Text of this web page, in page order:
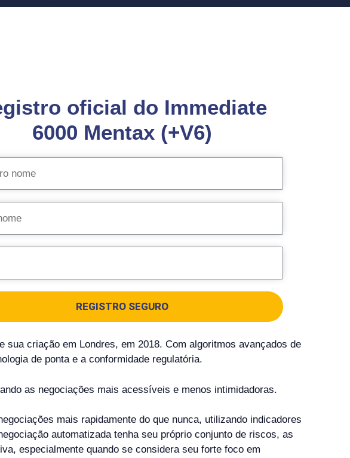
oficial do Immediate
6000 Mentax (+V6)
REGISTRO SEGURO
criação em Londres, em 2018. Com algoritmos avançados de
de ponta e a conformidade regulatória.
as negociações mais acessíveis e menos intimidadoras.
mais rapidamente do que nunca, utilizando indicadores
automatizada tenha seu próprio conjunto de riscos, as
especialmente quando se considera seu forte foco em